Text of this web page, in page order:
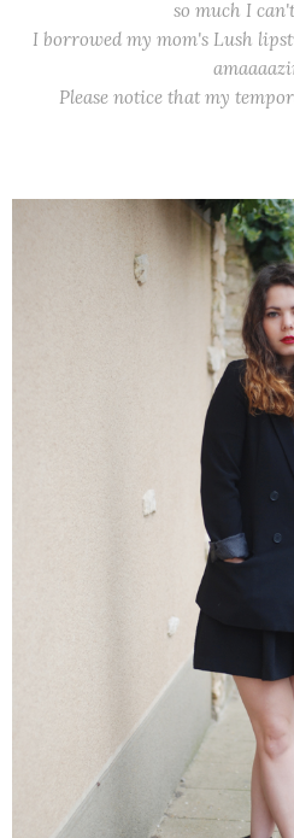
so much I
I borrowed my mom's Lush
Please notice that my